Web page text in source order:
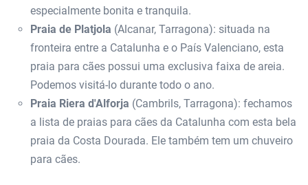
especialmente bonita e tranquila.
Praia de Platjola (Alcanar, Tarragona): situada na
fronteira entre a Catalunha e o País Valenciano, esta
praia para cães possui uma exclusiva faixa de areia.
Podemos visitá-lo durante todo o ano.
Praia Riera d'Alforja (Cambrils, Tarragona): fechamos
a lista de praias para cães da Catalunha com esta bela
praia da Costa Dourada. Ele também tem um chuveiro
para cães.